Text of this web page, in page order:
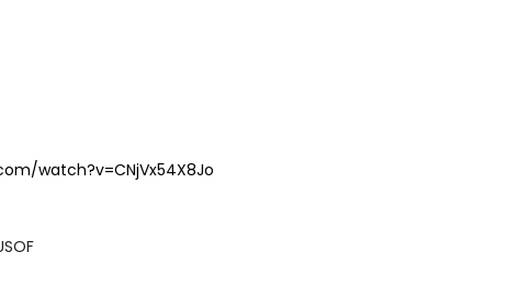
watch?v=CNjVx54X8Jo